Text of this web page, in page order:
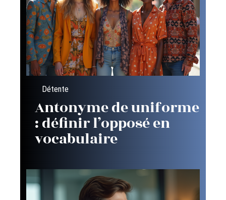
Détente
Antonyme de uniforme
: définir l’opposé en
vocabulaire